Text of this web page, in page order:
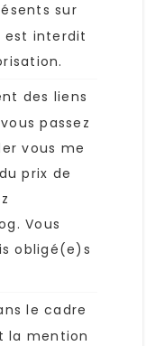
sur
est interdit
des liens
passez
vous me
prix de
Vous
obligé(e)s
le cadre
la mention